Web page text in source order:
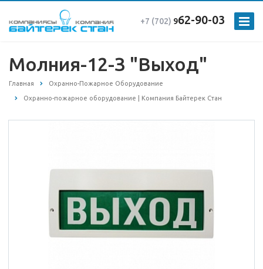
+7 (702) 962-90-03
Молния-12-З "Выход"
Главная Охранно-Пожарное Оборудование
Охранно-пожарное оборудование | Компания Байтерек Стан